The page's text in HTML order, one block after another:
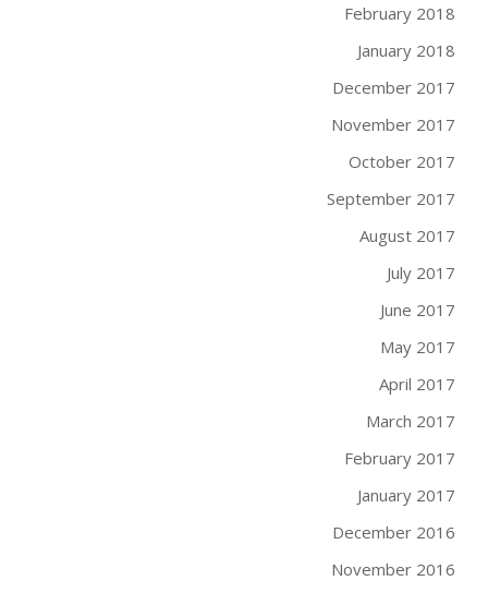
February 2018
January 2018
December 2017
November 2017
October 2017
September 2017
August 2017
July 2017
June 2017
May 2017
April 2017
March 2017
February 2017
January 2017
December 2016
November 2016